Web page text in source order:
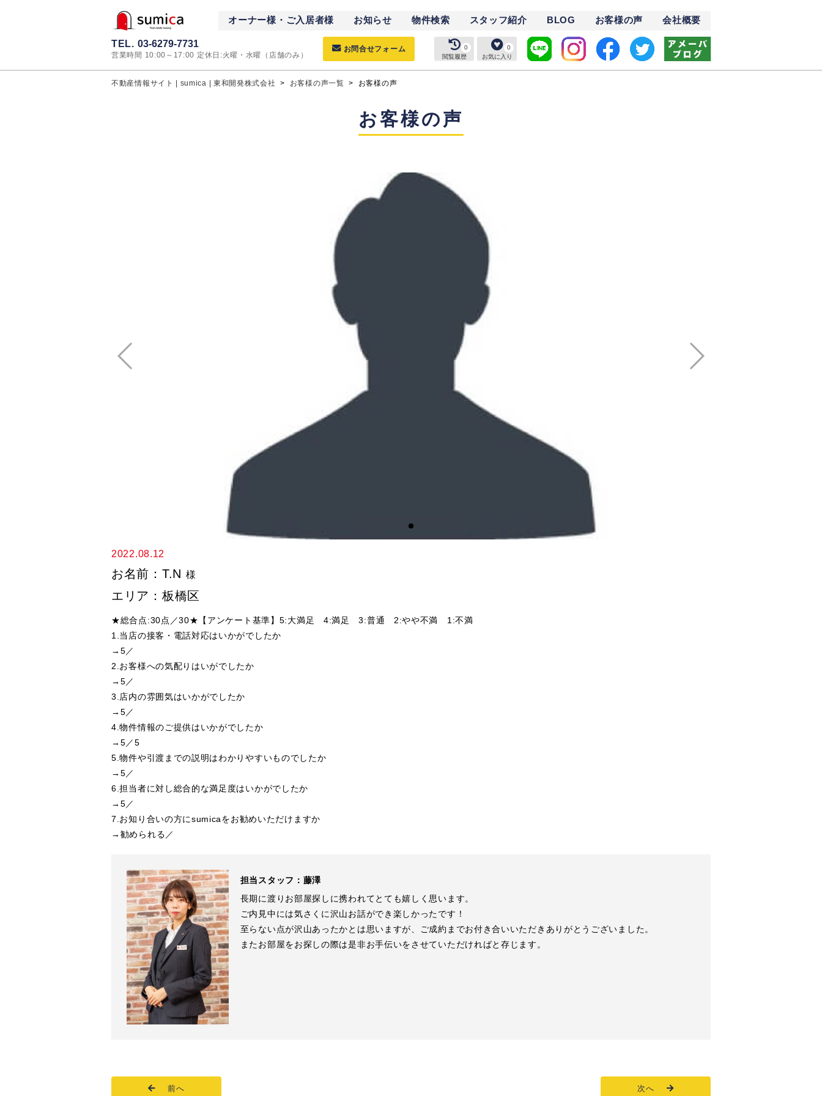
オーナー様・ご入居者様 お知らせ 物件検索 スタッフ紹介 BLOG お客様の声 会社概要
TEL. 03-6279-7731
営業時間 10:00～17:00 定休日:火曜・水曜（店舗のみ）
お問合せフォーム
お気に入り
0
閲覧履歴
0
不動産情報サイト | sumica | 東和開発株式会社 > お客様の声一覧 > お客様の声
お客様の声
2022.08.12
お名前：T.N 様
エリア：板橋区
★総合点:30点／30★【アンケート基準】5:大満足 4:満足 3:普通 2:やや不満 1:不満
1.当店の接客・電話対応はいかがでしたか
→5／
2.お客様への気配りはいがでしたか
→5／
3.店内の雰囲気はいかがでしたか
→5／
4.物件情報のご提供はいかがでしたか
→5／5
5.物件や引渡までの説明はわかりやすいものでしたか
→5／
6.担当者に対し総合的な満足度はいかがでしたか
→5／
7.お知り合いの方にsumicaをお勧めいただけますか
→勧められる／
担当スタッフ：藤澤
長期に渡りお部屋探しに携われてとても嬉しく思います。
ご内見中には気さくに沢山お話ができ楽しかったです！
至らない点が沢山あったかとは思いますが、ご成約までお付き合いいただきありがとうございました。
またお部屋をお探しの際は是非お手伝いをさせていただければと存じます。
前へ 次へ